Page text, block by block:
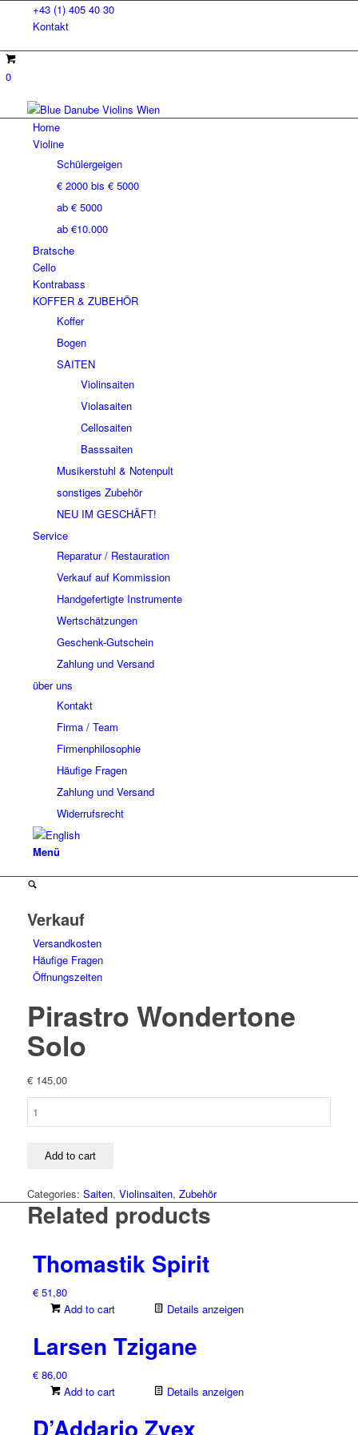
+43 (1) 405 40 30
Kontakt
0
Home
Violine
Schülergeigen
€ 2000 bis € 5000
ab € 5000
ab €10.000
Bratsche
Cello
Kontrabass
KOFFER & ZUBEHÖR
Koffer
Bogen
SAITEN
Violinsaiten
Violasaiten
Cellosaiten
Basssaiten
Musikerstuhl & Notenpult
sonstiges Zubehör
NEU IM GESCHÄFT!
Service
Reparatur / Restauration
Verkauf auf Kommission
Handgefertigte Instrumente
Wertschätzungen
Geschenk-Gutschein
Zahlung und Versand
über uns
Kontakt
Firma / Team
Firmenphilosophie
Häufige Fragen
Zahlung und Versand
Widerrufsrecht
Menü
Verkauf
Versandkosten
Häufige Fragen
Öffnungszeiten
Pirastro Wondertone
Solo
€145,00
quantity
Add to cart
Categories: Saiten, Violinsaiten, Zubehör
Related products
Thomastik Spirit
€51,80
Add to cart
Details anzeigen
Larsen Tzigane
€86,00
Add to cart
Details anzeigen
D’Addario Zyex